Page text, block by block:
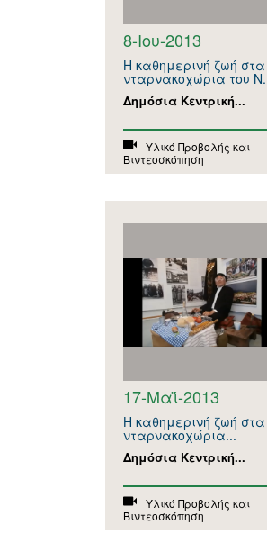
8-Ιου-2013
Η καθημερινή ζωή στα
νταρνακοχώρια του
Δημόσια Κεντρική...
Υλικό Προβολής και
Βιντεοσκόπηση
17-Μαΐ-2013
Η καθημερινή ζωή στα
νταρνακοχώρια...
Δημόσια Κεντρική...
Υλικό Προβολής και
Βιντεοσκόπηση